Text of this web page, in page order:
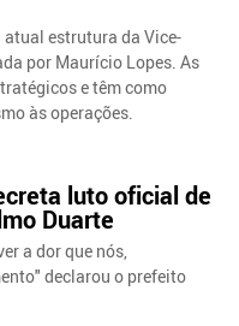
estrutura da Vice-
por Maurício Lopes. As
e têm como
às operações.
luto oficial de
Duarte
a dor que nós,
declarou o prefeito